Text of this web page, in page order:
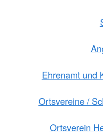
Ehrenamt und
Ortsvereine /
Ortsverein